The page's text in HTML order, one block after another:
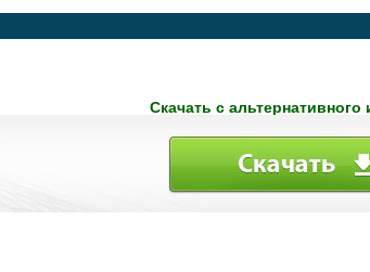
Скачать с альтернативного